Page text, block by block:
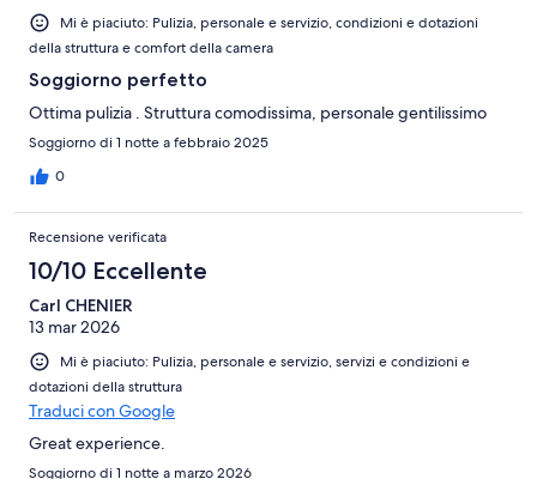
Mi è piaciuto: Pulizia, personale e servizio, condizioni e dotazioni
della struttura e comfort della camera
Soggiorno perfetto
Ottima pulizia . Struttura comodissima, personale gentilissimo
Soggiorno di 1 notte a febbraio 2025
0
Recensione verificata
10/10 Eccellente
Carl CHENIER
13 mar 2026
Mi è piaciuto: Pulizia, personale e servizio, servizi e condizioni e
dotazioni della struttura
Traduci con Google
Great experience.
Soggiorno di 1 notte a marzo 2026